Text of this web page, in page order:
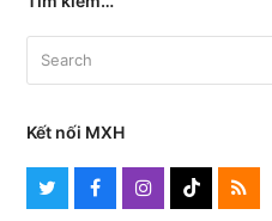
Kết nối MXH
TwitterFacebookInstagram
TiktokRSS